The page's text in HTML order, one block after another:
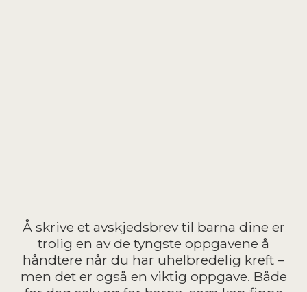
Å skrive et avskjedsbrev til barna dine er
trolig en av de tyngste oppgavene å
håndtere når du har uhelbredelig kreft –
men det er også en viktig oppgave. Både